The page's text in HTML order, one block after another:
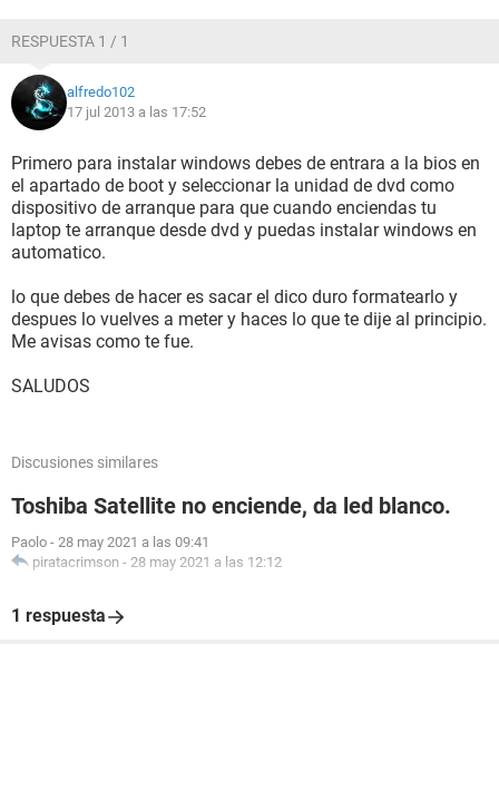
RESPUESTA 1 / 1
alfredo102
17 jul 2013 a las 17:52
Primero para instalar windows debes de entrara a la bios en
el apartado de boot y seleccionar la unidad de dvd como
dispositivo de arranque para que cuando enciendas tu
laptop te arranque desde dvd y puedas instalar windows en
automatico.
lo que debes de hacer es sacar el dico duro formatearlo y
despues lo vuelves a meter y haces lo que te dije al principio.
Me avisas como te fue.
SALUDOS
Discusiones similares
Toshiba Satellite no enciende, da led blanco.
Paolo - 28 may 2021 a las 09:41
piratacrimson - 28 may 2021 a las 12:12
1 respuesta